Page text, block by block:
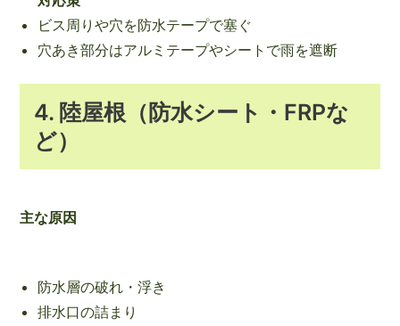
ビス周りや穴を防水テープで塞ぐ
穴あき部分はアルミテープやシートで雨を遮断
4. 陸屋根（防水シート・FRPな
ど）
主な原因
防水層の破れ・浮き
排水口の詰まり